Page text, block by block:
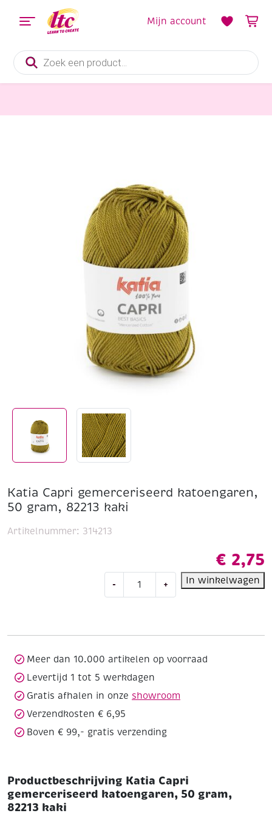
Producten
zoeken
Mijn account
Katia Capri gemerceriseerd katoengaren,
50 gram, 82213 kaki
€ 2,75
-
82213
+ In winkelwagen
Artikelnummer: 314213
Meer dan 10.000 artikelen op voorraad
Levertijd 1 tot 5 werkdagen
Gratis afhalen in onze showroom
Verzendkosten € 6,95
Boven € 99,- gratis verzending
Productbeschrijving Katia Capri
gemerceriseerd katoengaren, 50 gram,
82213 kaki